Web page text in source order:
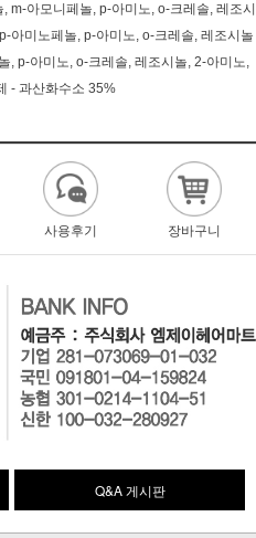
m-아모니페놀, p-아미노, o-크레솔, 레조시
아미노페놀, p-아미노, o-크레솔, 레조시놀
, p-아미노, o-크레솔, 레조시놀, 2-아미노,
- 과산화수소 35%
사용후기 장바구니
Q&A 게시판